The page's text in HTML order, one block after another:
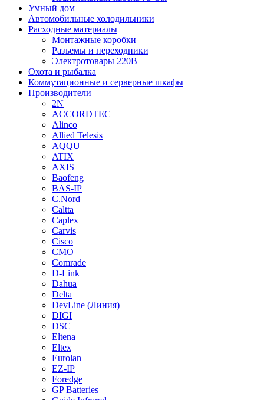
Умный дом
Автомобильные холодильники
Расходные материалы
Монтажные коробки
Разъемы и переходники
Электротовары 220В
Охота и рыбалка
Коммутационные и серверные шкафы
Производители
2N
ACCORDTEC
Alinco
Allied Telesis
AQQU
ATIX
AXIS
Baofeng
BAS-IP
C.Nord
Caltta
Caplex
Carvis
Cisco
CMO
Comrade
D-Link
Dahua
Delta
DevLine (Линия)
DIGI
DSC
Eltena
Eltex
Eurolan
EZ-IP
Foredge
GP Batteries